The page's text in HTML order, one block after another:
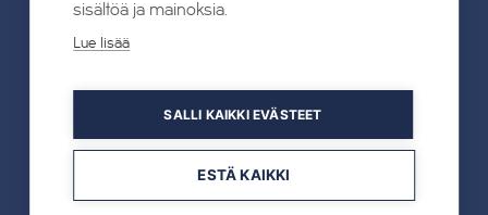
22.07.2026
sisältöä ja mainoksia.
Lue lisää
SALLI KAIKKI EVÄSTEET
ESTÄ KAIKKI